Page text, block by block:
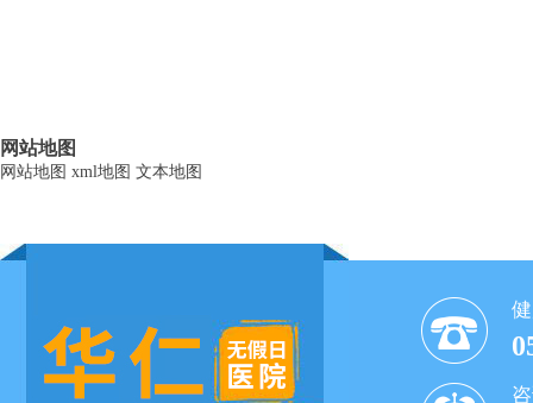
网站地图
网站地图 xml地图 文本地图